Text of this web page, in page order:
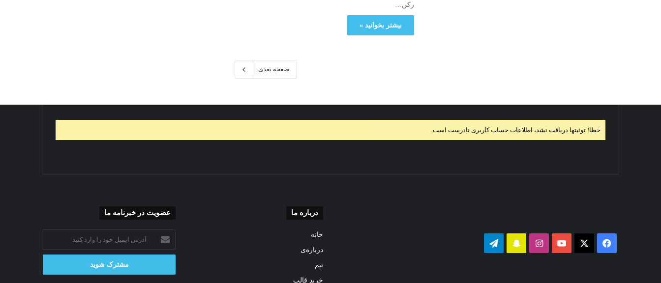
رکن…
بیشتر بخوانید »
صفحه بعدی
خطا! توئیتها دریافت نشد، اطلاعات حساب کاربری نادرست است.
فیس
یوتیوب اینستاگرام
‫اسنپ
درباره ما
خانه
درباره‌ی
تیم
خرید قالب
عضویت در خبرنامه ما
ایمیل
خود
وارد